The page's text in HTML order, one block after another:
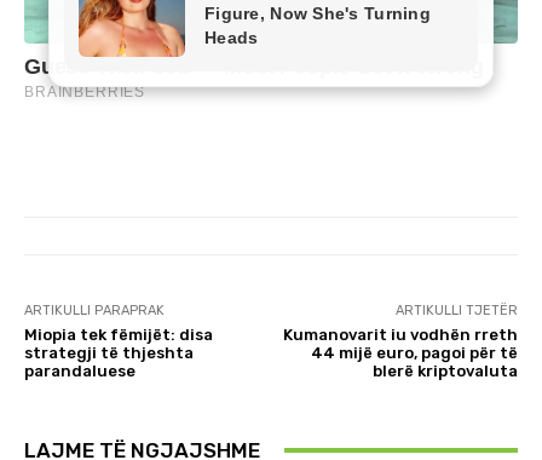
ARTIKULLI PARAPRAK
Miopia tek fëmijët: disa
strategji të thjeshta
parandaluese
ARTIKULLI TJETËR
Kumanovarit iu vodhën rreth
44 mijë euro, pagoi për të
blerë kriptovaluta
LAJME TË NGJAJSHME